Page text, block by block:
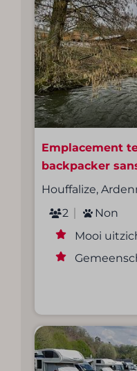
Emplacement
backpacker
Houffalize,
2
Non
Mooi